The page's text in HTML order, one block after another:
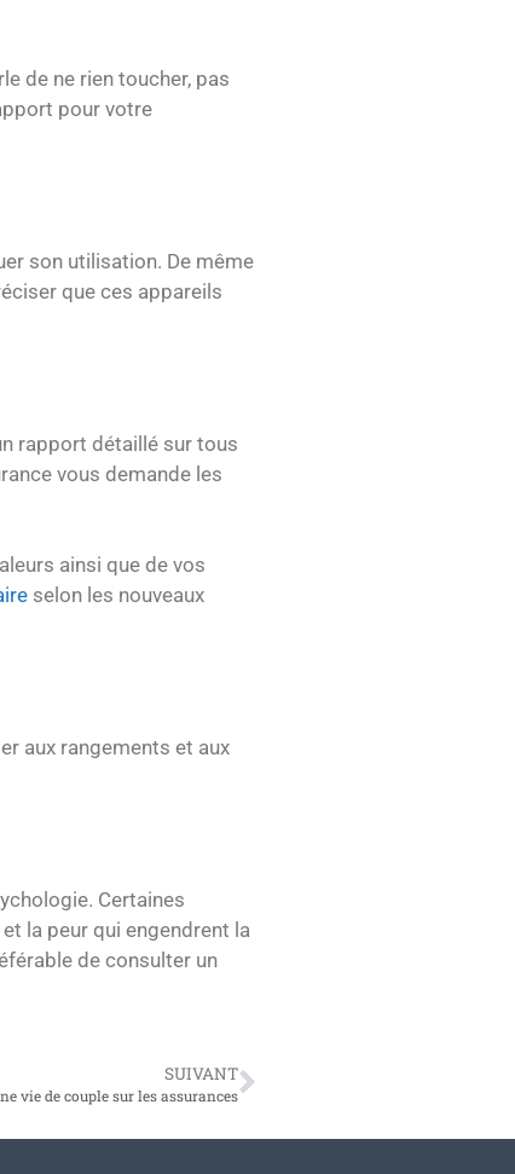
de ne rien toucher, pas
pour votre
son utilisation. De même
que ces appareils
rapport détaillé sur tous
vous demande les
ainsi que de vos
selon les nouveaux
aux rangements et aux
Certaines
la peur qui engendrent la
de consulter un
SUIVANT
vie de couple sur les assurances